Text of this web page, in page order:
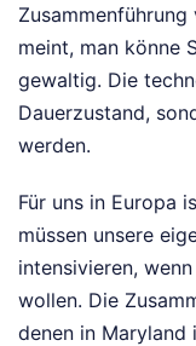
meint, man könne
gewaltig. Die
Dauerzustand,
werden.
Für uns in Europa
müssen unsere
intensivieren,
wollen. Die
denen in